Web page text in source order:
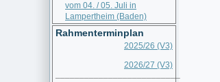
vom 04. / 05. Juli in
Lampertheim (Baden)
Rahmenterminplan
2025/26 (V3)
2026/27 (V3)